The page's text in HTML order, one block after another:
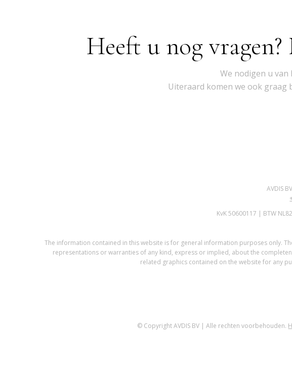
Heeft u nog
We nodigen u
Uiteraard komen we ook graag
AVDIS
KvK 50600117 | BTW
The information contained in this website is for general information purposes only.
representations or warranties of any kind, express or implied, about the
related graphics contained on the website for any
© Copyright AVDIS BV | Alle rechten voorbehouden.